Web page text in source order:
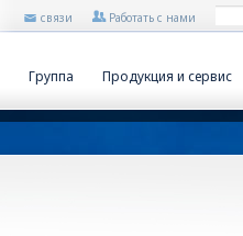
связи Работать с нами
Группа Продукция и сервис